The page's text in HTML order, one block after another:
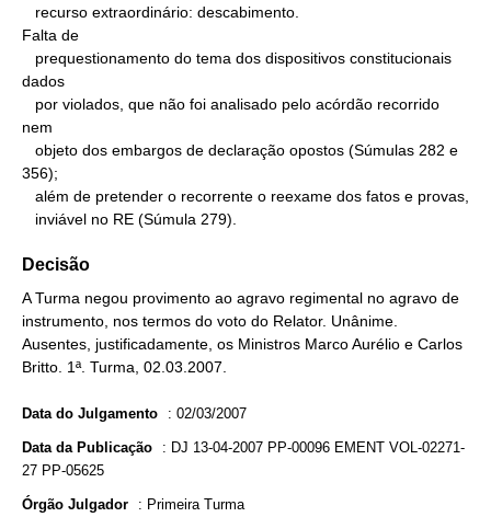
Falta de
dados
nem
356);
   inviável no RE (Súmula 279).
Decisão
A Turma negou provimento ao agravo regimental no agravo de
instrumento, nos termos do voto do Relator. Unânime.
Ausentes, justificadamente, os Ministros Marco Aurélio e Carlos
Britto. 1ª. Turma, 02.03.2007.
Data do Julgamento : 02/03/2007
Data da Publicação : DJ 13-04-2007 PP-00096 EMENT VOL-02271-
27 PP-05625
Órgão Julgador : Primeira Turma